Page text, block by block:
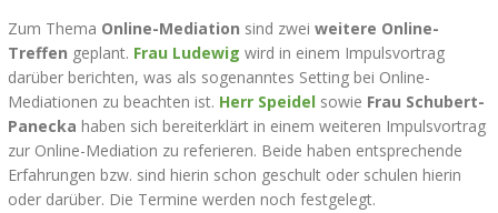
Zum Thema Online-Mediation sind zwei weitere Online-
Treffen geplant. Frau Ludewig wird in einem Impulsvortrag
darüber berichten, was als sogenanntes Setting bei Online-
Mediationen zu beachten ist. Herr Speidelsowie Frau Schubert-
Panecka haben sich bereiterklärt in einem weiteren Impulsvortrag
zur Online-Mediation zu referieren. Beide haben entsprechende
Erfahrungen bzw. sind hierin schon geschult oder schulen hierin
oder darüber. Die Termine werden noch festgelegt.